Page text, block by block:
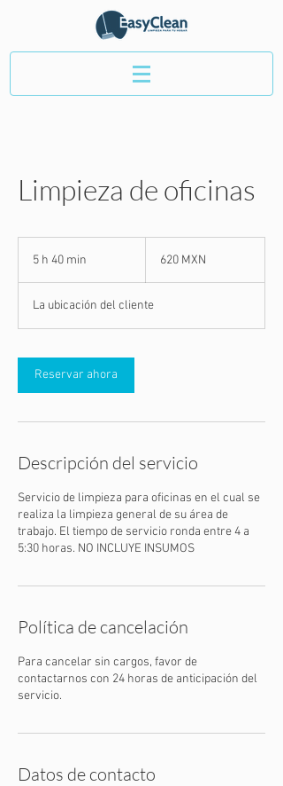
Limpieza de oficinas
5 h 40 min
4
0
m
i
n
mexicanos
620 MXN
La ubicación del cliente
Reservar ahora
Descripción del servicio
Servicio de limpieza para oficinas en el cual se
realiza la limpieza general de su área de
trabajo. El tiempo de servicio ronda entre 4 a
5:30 horas. NO INCLUYE INSUMOS
Política de cancelación
Para cancelar sin cargos, favor de
contactarnos con 24 horas de anticipación del
servicio.
Datos de contacto